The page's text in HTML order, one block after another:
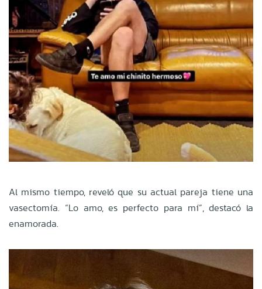
Al mismo tiempo, reveló que su actual pareja tiene una
vasectomía. “Lo amo, es perfecto para mí”, destacó la
enamorada.